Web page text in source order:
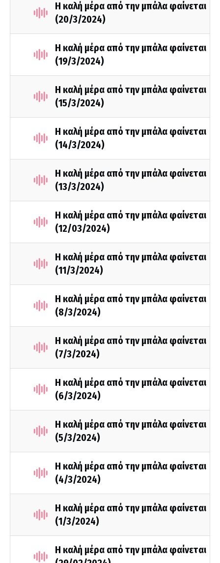
Η καλή μέρα από την μπάλα φαίνεται
(20/3/2024)
Η καλή μέρα από την μπάλα φαίνεται
(19/3/2024)
Η καλή μέρα από την μπάλα φαίνεται
(15/3/2024)
Η καλή μέρα από την μπάλα φαίνεται
(14/3/2024)
Η καλή μέρα από την μπάλα φαίνεται
(13/3/2024)
Η καλή μέρα από την μπάλα φαίνεται
(12/03/2024)
Η καλή μέρα από την μπάλα φαίνεται
(11/3/2024)
Η καλή μέρα από την μπάλα φαίνεται
(8/3/2024)
Η καλή μέρα από την μπάλα φαίνεται
(7/3/2024)
Η καλή μέρα από την μπάλα φαίνεται
(6/3/2024)
Η καλή μέρα από την μπάλα φαίνεται
(5/3/2024)
Η καλή μέρα από την μπάλα φαίνεται
(4/3/2024)
Η καλή μέρα από την μπάλα φαίνεται
(1/3/2024)
Η καλή μέρα από την μπάλα φαίνεται